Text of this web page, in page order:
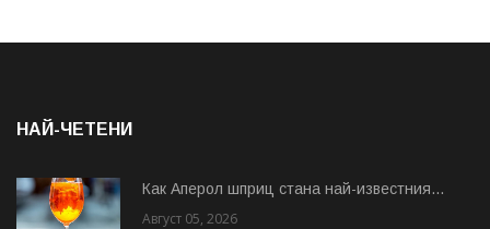
НАЙ-ЧЕТЕНИ
Как Аперол шприц стана най-известния...
Август 05, 2026